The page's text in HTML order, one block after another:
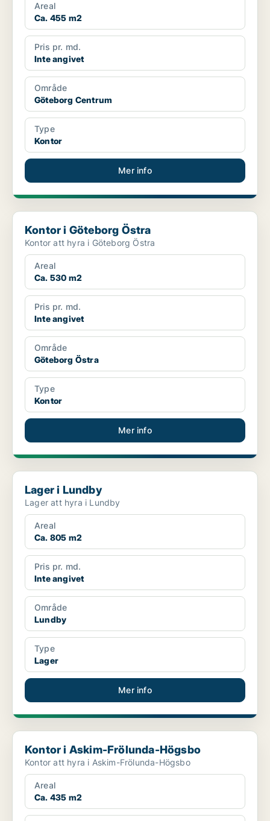
Areal
Ca. 455 m2
Pris pr. md.
Inte angivet
Område
Göteborg Centrum
Type
Kontor
Mer info
Kontor i Göteborg Östra
Kontor i Göteborg Östra
Kontor att hyra i Göteborg Östra
Areal
Ca. 530 m2
Pris pr. md.
Inte angivet
Område
Göteborg Östra
Type
Kontor
Mer info
Lager i Lundby
Lager i Lundby
Lager att hyra i Lundby
Areal
Ca. 805 m2
Pris pr. md.
Inte angivet
Område
Lundby
Type
Lager
Mer info
Kontor i Askim-Frölunda-Högsbo
Kontor i Askim-Frölunda-Högsbo
Kontor att hyra i Askim-Frölunda-Högsbo
Areal
Ca. 435 m2